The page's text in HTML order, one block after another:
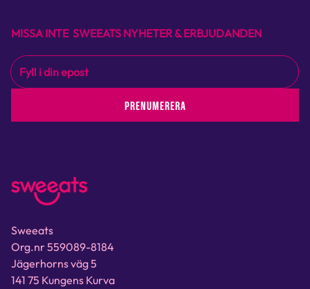
MISSA INTE SWEEATS NYHETER & ERBJUDANDEN
PRENUMERERA
Sweeats
Org.nr 559089-8184
Jägerhorns väg 5
141 75 Kungens Kurva